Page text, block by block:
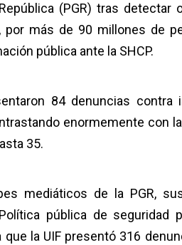
(PGR) tras detectar
más de 90 millones de
pública ante la SHCP.
84 denuncias contra
enormemente con
35.
mediáticos de la PGR,
pública de seguridad
la UIF presentó 316